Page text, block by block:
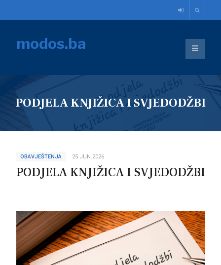
modos.ba
PODJELA KNJIŽICA I SVJEDODŽBI
OBAVJEŠTENJA 25.JUN.2026.
PODJELA KNJIŽICA I SVJEDODŽBI